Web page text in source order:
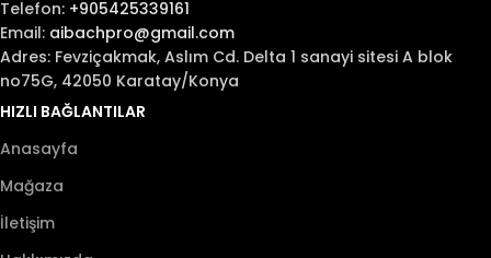
Telefon: +905425339161
Email: aibachpro@gmail.com
Adres: Fevziçakmak, Aslım Cd. Delta 1 sanayi sitesi A blok
no75G, 42050 Karatay/Konya
HIZLI BAĞLANTILAR
Anasayfa
Mağaza
İletişim